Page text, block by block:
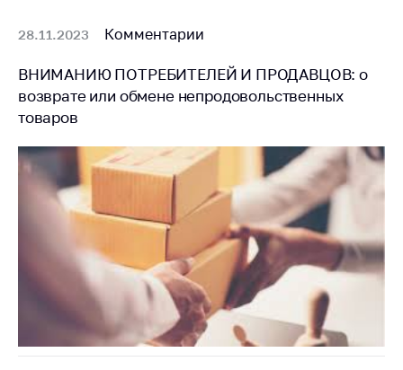
28.11.2023 Комментарии
ВНИМАНИЮ ПОТРЕБИТЕЛЕЙ И ПРОДАВЦОВ: о
возврате или обмене непродовольственных
товаров